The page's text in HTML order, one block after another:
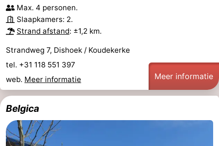
Max. 4 personen.
Slaapkamers: 2.
Strand afstand: ±1,2 km.
Strandweg 7, Dishoek / Koudekerke
tel. +31 118 551 397
web. Meer informatie Meer informatie
Belgica